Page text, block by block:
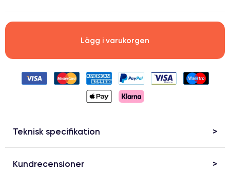
Lägg i varukorgen
Teknisk specifikation
Kundrecensioner